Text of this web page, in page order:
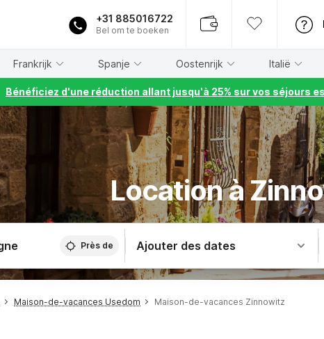
+31 885016722
Bel om te boeken
Frankrijk Spanje Oostenrijk Italië
Bénéficiez d'une réduction allant jusqu'à 25% sur vos séjours
Location à
Près de Ajouter des dates
Maison-de-vacances Usedom Maison-de-vacances Zinnowitz